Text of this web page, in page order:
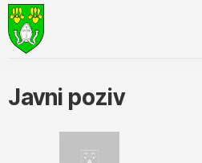
Javni poziv